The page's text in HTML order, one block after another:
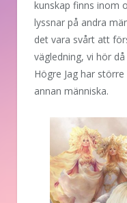
kunskap finns inom
lyssnar på andra
det vara svårt att
vägledning, vi hör
Högre Jag har
annan människa.